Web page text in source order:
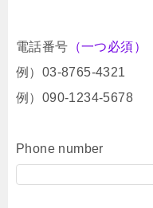
電話番号 （一つ必須）
例）03-8765-4321
例）090-1234-5678
Phone number